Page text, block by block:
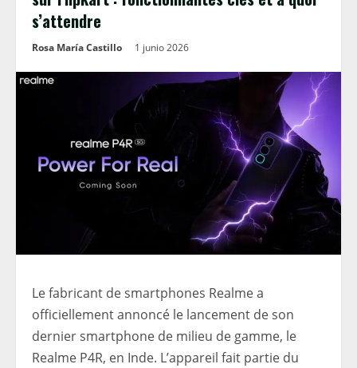
s’attendre
Rosa María Castillo 1 junio 2026
Le fabricant de smartphones Realme a
officiellement annoncé le lancement de son
dernier smartphone de milieu de gamme, le
Realme P4R, en Inde. L’appareil fait partie du